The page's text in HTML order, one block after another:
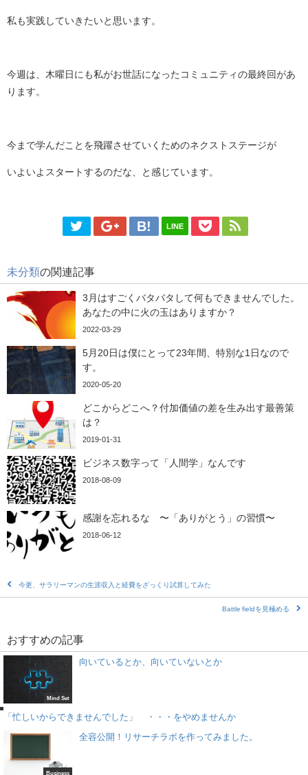
私も実践していきたいと思います。
今週は、木曜日にも私がお世話になったコミュニティの最終回があ
ります。
今まで学んだことを飛躍させていくためのネクストステージが
いよいよスタートするのだな、と感じています。
LINE
未分類の関連記事
3月はすごくバタバタして何もできませんでした。
あなたの中に火の玉はありますか？
2022-03-29
5月20日は僕にとって23年間、特別な1日なので
す。
2020-05-20
どこからどこへ？付加価値の差を生み出す最善策
は？
2019-01-31
ビジネス数字って「人間学」なんです
2018-08-09
感謝を忘れるな 〜「ありがとう」の習慣〜
2018-06-12
今更、サラリーマンの生涯収入と経費をざっくり試算してみた
Battle fieldを見極める
おすすめの記事
Mind Set
向いているとか、向いていないとか
「忙しいからできませんでした」 ・・・をやめませんか
Business
全容公開！リサーチラボを作ってみました。